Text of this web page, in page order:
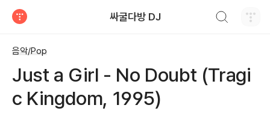
싸굴다방 DJ
음악/Pop
Just a Girl - No Doubt (Tragi
c Kingdom, 1995)